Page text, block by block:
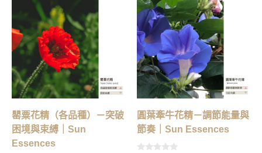
罌粟花精（各品種）－突破
困境與束縛｜Sun
Essences
圓葉牽牛花精－調節能量與
節奏｜Sun Essences